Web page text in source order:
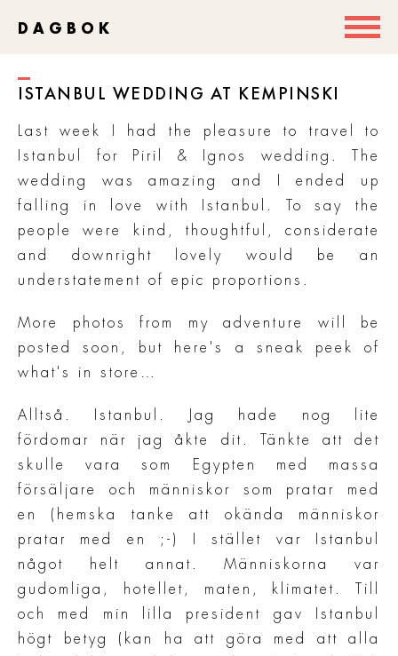
DAGBOK
ISTANBUL WEDDING AT KEMPINSKI
Last week I had the pleasure to travel to
Istanbul for Piril & Ignos wedding. The
wedding was amazing and I ended up
falling in love with Istanbul. To say the
people were kind, thoughtful, considerate
and downright lovely would be an
understatement of epic proportions.
More photos from my adventure will be
posted soon, but here's a sneak peek of
what's in store…
Alltså. Istanbul. Jag hade nog lite
fördomar när jag åkte dit. Tänkte att det
skulle vara som Egypten med massa
försäljare och människor som pratar med
en (hemska tanke att okända människor
pratar med en ;-) I stället var Istanbul
något helt annat. Människorna var
gudomliga, hotellet, maten, klimatet. Till
och med min lilla president gav Istanbul
högt betyg (kan ha att göra med att alla